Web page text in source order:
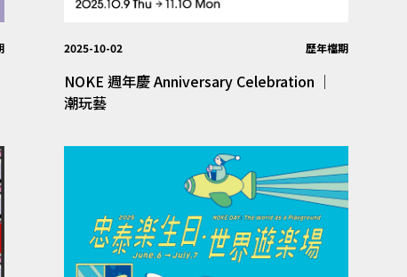
2025-10-02 歷年檔期
NOKE 週年慶 Anniversary Celebration │
潮玩藝